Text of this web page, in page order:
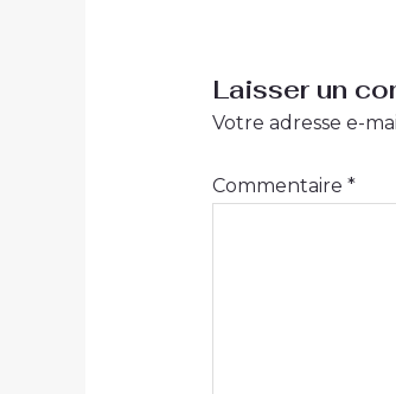
Laisser un
Votre adresse e-
Commentaire *